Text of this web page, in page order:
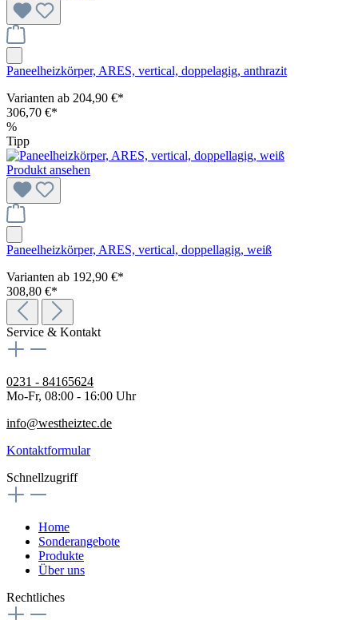
Paneelheizkörper, ARES, vertical, doppelagig, anthrazit
Varianten ab 204,90 €*
306,70 €*
%
Tipp
Produkt ansehen
Paneelheizkörper, ARES, vertical, doppellagig, weiß
Varianten ab 192,90 €*
308,80 €*
Service & Kontakt
0231 - 84165624
Mo-Fr, 08:00 - 16:00 Uhr
info@westheiztec.de
Kontaktformular
Schnellzugriff
Home
Sonderangebote
Produkte
Über uns
Rechtliches